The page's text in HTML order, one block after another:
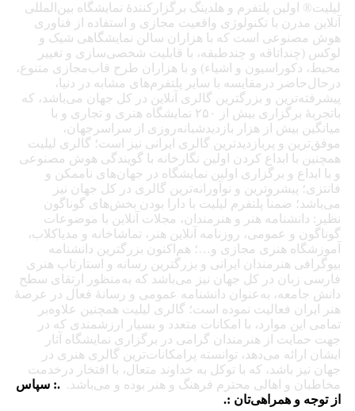
لیلیت® اولین پلتفرم و هلدینگ برگزارکنندهٔ نمایشگاه بین‌المللی
آنلاین مدرن با تکنولوژی واقعیت مجازی و استفاده از فناوری
هوش مصنوعی است که با هزاران سالن نمایشگاهی شیک و
لوکس (چنداتاقه و چندطبقه، با قابلیت شخصی‌سازی و تغییر
محیط، دکوراسیون و اشیاء) و با هزاران طرح قاب‌مجازی متنوع،
درحال‌حاضر درمقایسه با سایر پلتفرم‌های مشابه در دنیا،
پیشرفته‌ترین و بزرگترین گالری آنلاین در کل جهان می‌باشد، که
باتجربهٔ برگزاری بیش از ۲۵۰ نمایشگاه هنری و تجاری و با
میانگین بیش از هزار بازدیدشبانه‌روزی از سراسرجهان،
موفق‌ترین و پربازدیدترین گالری ایرانی نیز است؛ گالری لیلیت
همچنین با ابداع کردن اولین نگارخانه با گویندگی هوش مصنوعی
و با ابداع و برگزاری اولین نمایشگاه در جهان‌های ناممکن و
فانتزی؛ پیشروترین و نوآورانه‌ترین گالری در کل جهان نیز
می‌باشد؛ ضمناً پلتفرم لیلیت با دارا بودن بخش‌های گوناگون
نظیر: دانشنامه هنر و هنرمندان، مجلات آنلاین با موضوعات
گوناگون و عمومی، روزنامه آنلاین هنر، تماشاخانه و مدیاکلاب،
آموزشگاه هنری مجازی و…؛ هم‌اکنون بزرگترین دانشنامه
بیوگرافی هنرمندان ایرانی و بزرگترین رسانه و استارتاپ هنری
فارسی زبان در کل جهان نیز می‌باشد که به‌منظور ارتقای سطح
دانش جامعه، به‌عنوان دانشنامه عمومی و رسانهٔ فعال در عرصهٔ
هنر ایران فعالیت نموده است؛ گالری لیلیت همچنین علاوه‌بر
تمامی این موارد، با امکانات متعدد و بسیار ارزشمندی که در
جهت حمایت از هنرمندان گرامی در برگزاری نمایشگاه آثار
ایشان ارائه می‌دهد، توانسته پرامکانات‌ترین گالری هنری در
جهان نیز باشد، که با توکل به خداوند متعال، با افتخار درخدمت
مخاطبان و اهالی محترم فرهنگ و هنر بوده و می‌باشد. .: سپاس
از توجه و همراهی‌تان :.